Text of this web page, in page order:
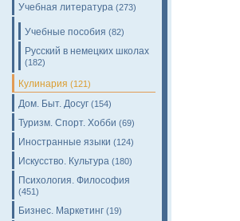
Учебная литература (273)
Учебные пособия (82)
Русский в немецких школах
(182)
Кулинария (121)
Дом. Быт. Досуг (154)
Туризм. Спорт. Хобби (69)
Иностранные языки (124)
Искусство. Культура (180)
Психология. Философия
(451)
Бизнес. Маркетинг (19)